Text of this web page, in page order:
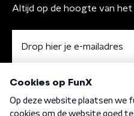
Altijd op de hoogte van het